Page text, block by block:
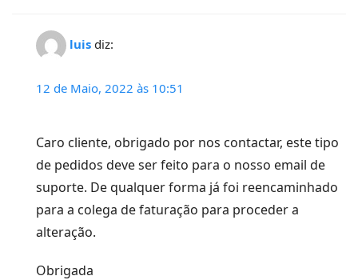
luis diz:
12 de Maio, 2022 às 10:51
Caro cliente, obrigado por nos contactar, este tipo
de pedidos deve ser feito para o nosso email de
suporte. De qualquer forma já foi reencaminhado
para a colega de faturação para proceder a
alteração.
Obrigada